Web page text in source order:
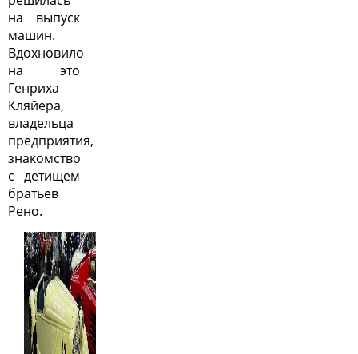
на выпуск
машин.
Вдохновило
на это
Генриха
Кляйера,
владельца
предприятия,
знакомство
с детищем
братьев
Рено.